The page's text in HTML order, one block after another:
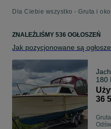
Dla Ciebie wszystko - Gruta i
ZNALEŹLIŚMY 536 OGŁOSZEŃ
Jak pozycjonowane są
180
36
Gruta